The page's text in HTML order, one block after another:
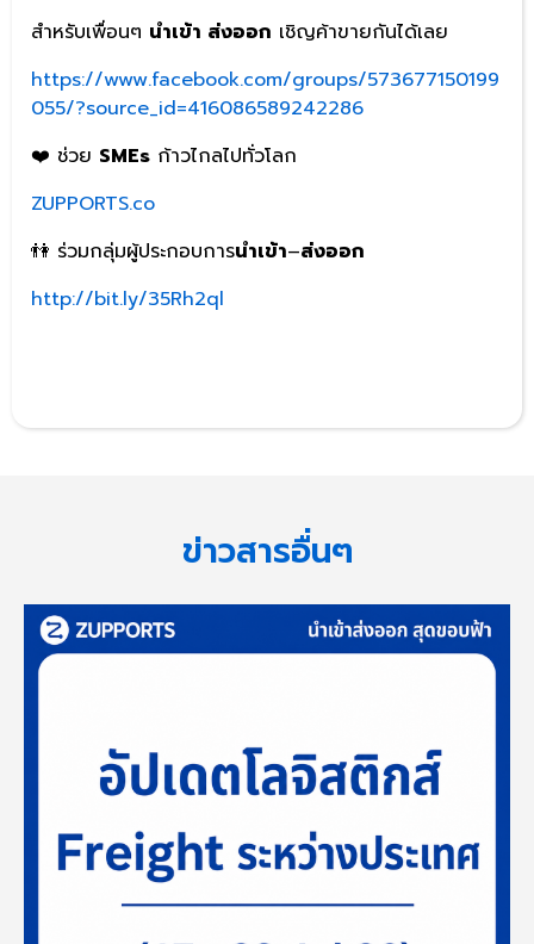
สำหรับเพื่อนๆ นำเข้า ส่งออก เชิญค้าขายกันได้เลย
https://www.facebook.com/groups/573677150199
055/?source_id=416086589242286
❤️ ช่วย SMEs ก้าวไกลไปทั่วโลก
ZUPPORTS.co
👫 ร่วมกลุ่มผู้ประกอบการนำเข้า–ส่งออก
http://bit.ly/35Rh2ql
ข่าวสารอื่นๆ